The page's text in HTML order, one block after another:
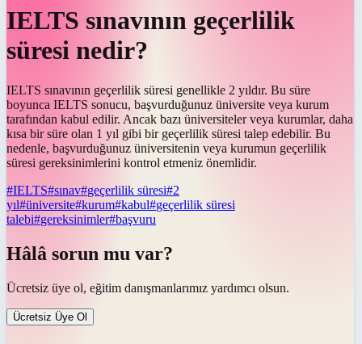
IELTS sınavının geçerlilik
süresi nedir?
IELTS sınavının geçerlilik süresi genellikle 2 yıldır. Bu süre
boyunca IELTS sonucu, başvurduğunuz üniversite veya kurum
tarafından kabul edilir. Ancak bazı üniversiteler veya kurumlar, daha
kısa bir süre olan 1 yıl gibi bir geçerlilik süresi talep edebilir. Bu
nedenle, başvurduğunuz üniversitenin veya kurumun geçerlilik
süresi gereksinimlerini kontrol etmeniz önemlidir.
#IELTS#sınav#geçerlilik süresi#2
yıl#üniversite#kurum#kabul#geçerlilik süresi
talebi#gereksinimler#başvuru
Hâlâ sorun mu var?
Ücretsiz üye ol, eğitim danışmanlarımız yardımcı olsun.
Ücretsiz Üye Ol